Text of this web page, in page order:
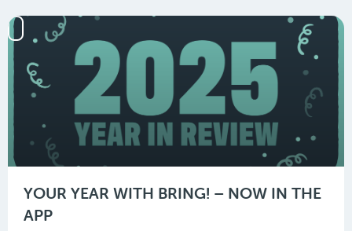
YOUR YEAR WITH BRING! – NOW IN THE
APP